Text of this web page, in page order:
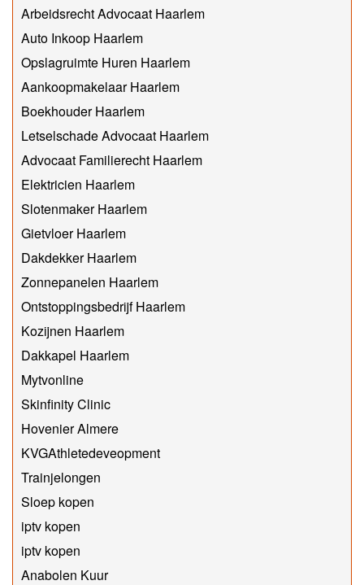
Arbeidsrecht Advocaat Haarlem
Auto Inkoop Haarlem
Opslagruimte Huren Haarlem
Aankoopmakelaar Haarlem
Boekhouder Haarlem
Letselschade Advocaat Haarlem
Advocaat Familierecht Haarlem
Elektricien Haarlem
Slotenmaker Haarlem
Gietvloer Haarlem
Dakdekker Haarlem
Zonnepanelen Haarlem
Ontstoppingsbedrijf Haarlem
Kozijnen Haarlem
Dakkapel Haarlem
Mytvonline
Skinfinity Clinic
Hovenier Almere
KVGAthletedeveopment
Trainjelongen
Sloep kopen
iptv kopen
iptv kopen
Anabolen Kuur